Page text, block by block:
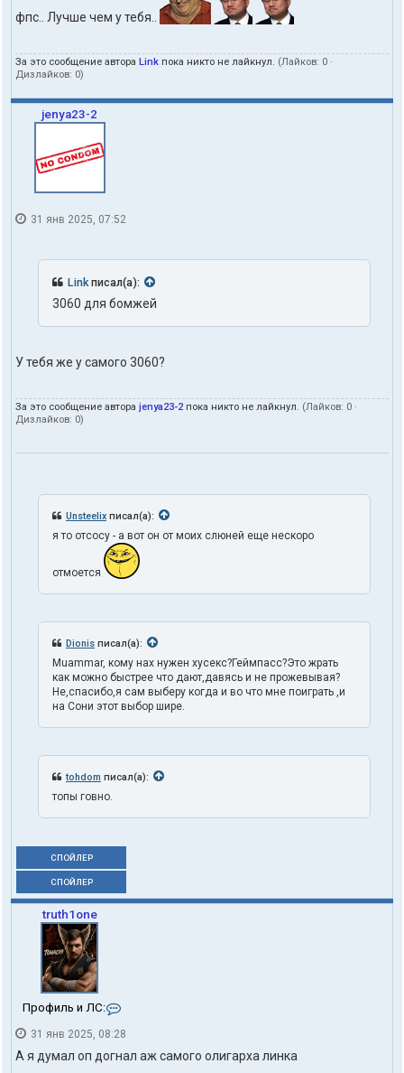
фпс.. Лучше чем у тебя..
За это сообщение автора Link пока никто не лайкнул. (Лайков: 0 ·
Дизлайков: 0)
jenya23-2
31 янв 2025, 07:52
Linkписал(а):
3060 для бомжей
У тебя же у самого 3060?
За это сообщение автора jenya23-2 пока никто не лайкнул. (Лайков: 0 ·
Дизлайков: 0)
Unsteelix писал(а):
я то отсосу - а вот он от моих слюней еще нескоро
отмоется
Dionis писал(а):
Muammar, кому нах нужен хусекс?Геймпасс?Это жрать
как можно быстрее что дают,давясь и не прожевывая?
Не,спасибо,я сам выберу когда и во что мне поиграть ,и
на Сони этот выбор шире.
tohdom писал(а):
топы говно.
СПОЙЛЕР
СПОЙЛЕР
truth1one
Профиль и ЛС:
н
т
а
31 янв 2025, 08:28
А я думал оп догнал аж самого олигарха линка